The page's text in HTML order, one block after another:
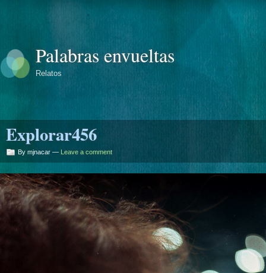
Palabras envueltas
Relatos
Explorar456
By mjnacar — Leave a comment